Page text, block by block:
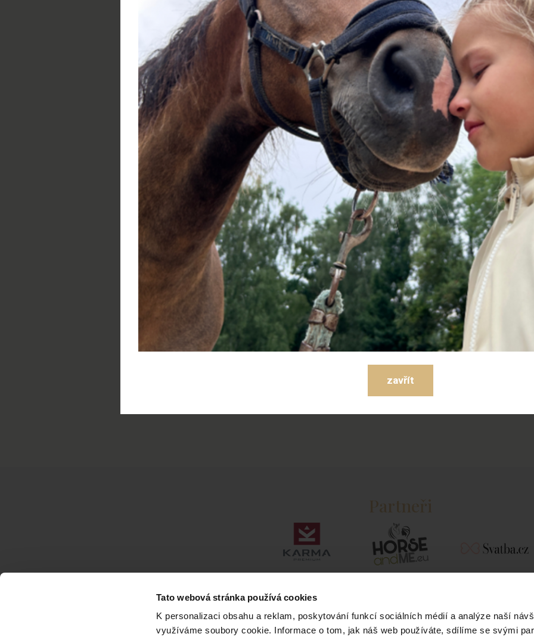
zavřít
Tato webová stránka používá cookies
K personalizaci obsahu a reklam, poskytování funkcí sociálních médií a analýze naší
využíváme soubory cookie. Informace o tom, jak náš web používáte, sdílíme se svými
Na našem statku nabízíme širokou škálu jezdeckých
dospělé, kteří touží objevit krásu ježdění na koni a
dovednosti. Naše kurzy jsou navrženy tak, aby splňovaly
začátečníků, stejně jako těch pokročilých jezdců, kteří
dovednosti v ježdění, skoku přes překážky nebo v
V případě zájmu nás můžete také kontaktovat na